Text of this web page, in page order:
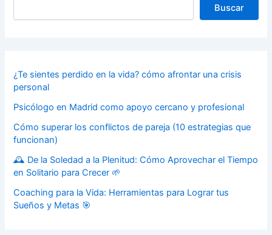
Buscar
¿Te sientes perdido en la vida? cómo afrontar una crisis
personal
Psicólogo en Madrid como apoyo cercano y profesional
Cómo superar los conflictos de pareja (10 estrategias que
funcionan)
🕰️ De la Soledad a la Plenitud: Cómo Aprovechar el Tiempo
en Solitario para Crecer 🌱
Coaching para la Vida: Herramientas para Lograr tus
Sueños y Metas 🎯